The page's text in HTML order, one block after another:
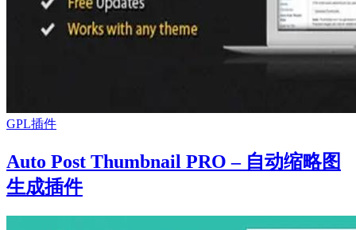
GPL插件
Auto Post Thumbnail PRO – 自动缩略图
生成插件